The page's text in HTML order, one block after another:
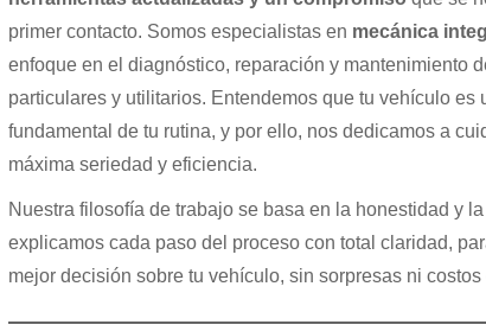
primer contacto. Somos especialistas en mecánica
enfoque en el diagnóstico, reparación y mantenimiento
particulares y utilitarios. Entendemos que tu vehículo es
fundamental de tu rutina, y por ello, nos dedicamos a
máxima seriedad y eficiencia.
Nuestra filosofía de trabajo se basa en la honestidad y
explicamos cada paso del proceso con total claridad,
mejor decisión sobre tu vehículo, sin sorpresas ni costos